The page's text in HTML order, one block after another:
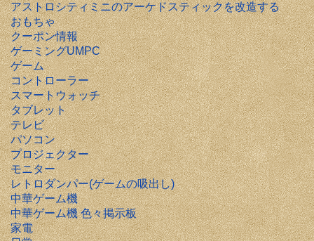
アストロシティミニのアーケドスティックを改造する
おもちゃ
クーポン情報
ゲーミングUMPC
ゲーム
コントローラー
スマートウォッチ
タブレット
テレビ
パソコン
プロジェクター
モニター
レトロダンパー(ゲームの吸出し)
中華ゲーム機
中華ゲーム機 色々掲示板
家電